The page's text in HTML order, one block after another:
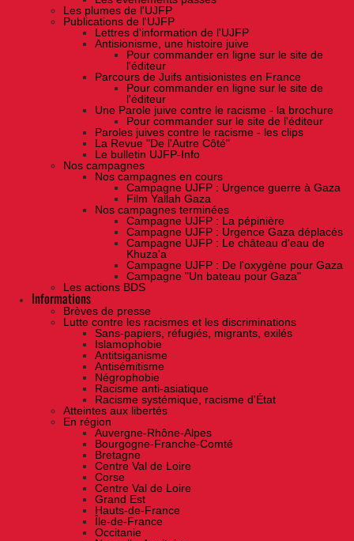
Les plumes de l'UJFP
Publications de l'UJFP
Lettres d'information de l'UJFP
Antisionisme, une histoire juive
Pour commander en ligne sur le site de
l'éditeur
Parcours de Juifs antisionistes en France
Pour commander en ligne sur le site de
l'éditeur
Une Parole juive contre le racisme - la brochure
Pour commander sur le site de l'éditeur
Paroles juives contre le racisme - les clips
La Revue "De l'Autre Côté"
Le bulletin UJFP-Info
Nos campagnes
Nos campagnes en cours
Campagne UJFP : Urgence guerre à Gaza
Film Yallah Gaza
Nos campagnes terminées
Campagne UJFP : La pépinière
Campagne UJFP : Urgence Gaza déplacés
Campagne UJFP : Le château d'eau de
Khuza'a
Campagne UJFP : De l'oxygène pour Gaza
Campagne "Un bateau pour Gaza"
Les actions BDS
Informations
Brèves de presse
Lutte contre les racismes et les discriminations
Sans-papiers, réfugiés, migrants, exilés
Islamophobie
Antitsiganisme
Antisémitisme
Négrophobie
Racisme anti-asiatique
Racisme systémique, racisme d'État
Atteintes aux libertés
En région
Auvergne-Rhône-Alpes
Bourgogne-Franche-Comté
Bretagne
Centre Val de Loire
Corse
Centre Val de Loire
Grand Est
Hauts-de-France
Île-de-France
Occitanie